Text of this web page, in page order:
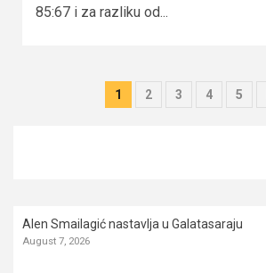
85:67 i za razliku od...
Posts
1 2 3 4 5
Alen Smailagić nastavlja u Galatasaraju
August 7, 2026